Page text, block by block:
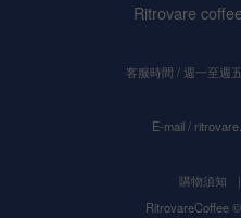
Ritrovare
客服時間 / 週一至週
E-mail /
購物須知
RitrovareCoffee